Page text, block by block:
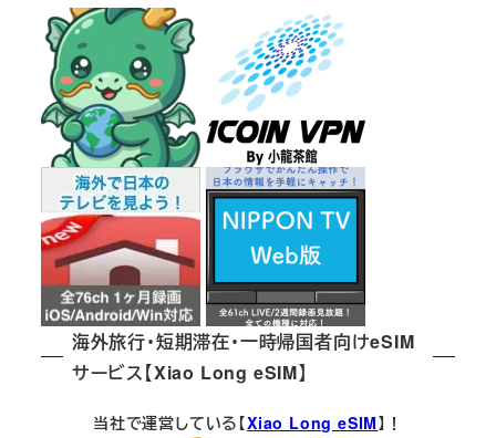
海外旅行・短期滞在・一時帰国者向けeSIM
サービス【Xiao Long eSIM】
当社で運営している【Xiao Long eSIM】！